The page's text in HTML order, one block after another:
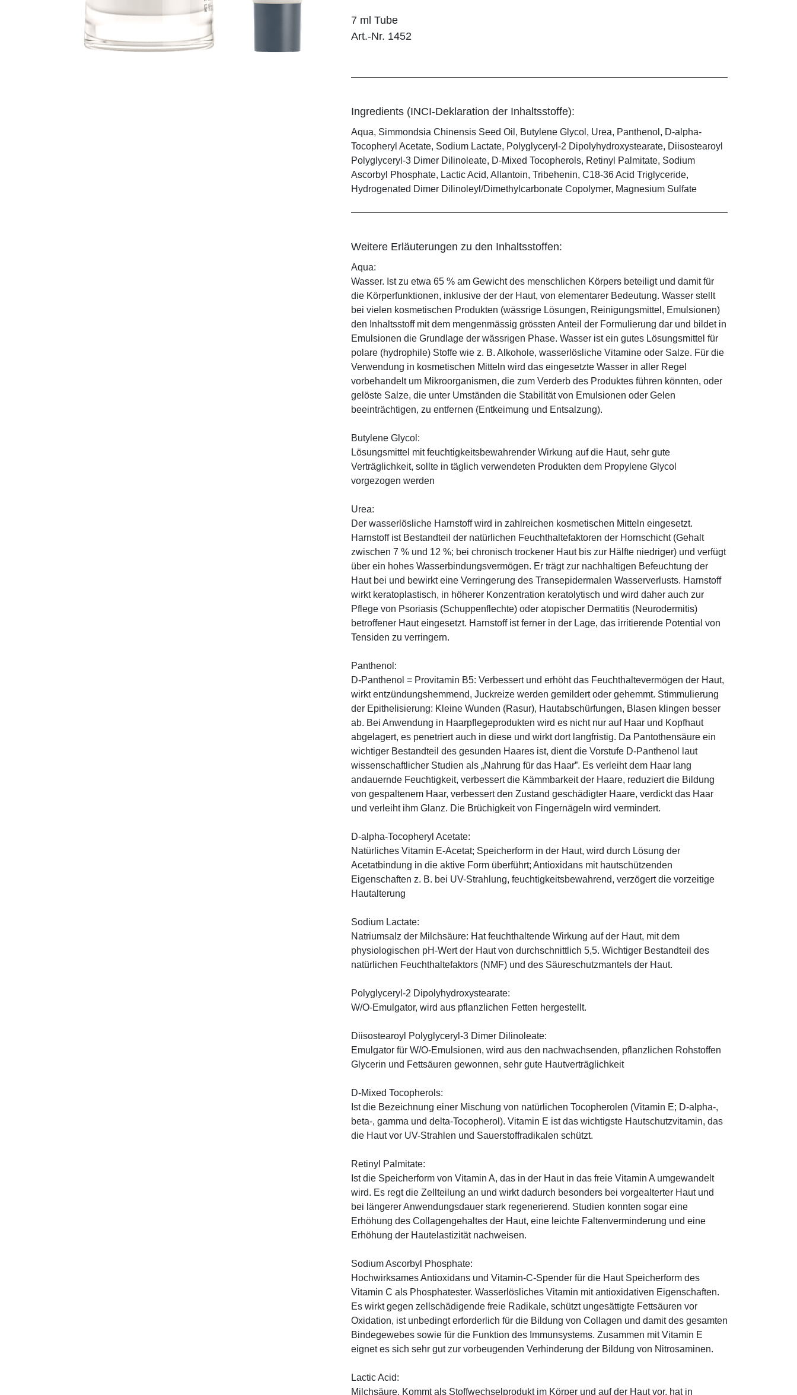
7 ml Tube
Art.-Nr. 1452
Ingredients (INCI-Deklaration der Inhaltsstoffe):
Aqua, Simmondsia Chinensis Seed Oil, Butylene Glycol, Urea, Panthenol, D-alpha-
Tocopheryl Acetate, Sodium Lactate, Polyglyceryl-2 Dipolyhydroxystearate, Diisostearoyl
Polyglyceryl-3 Dimer Dilinoleate, D-Mixed Tocopherols, Retinyl Palmitate, Sodium
Ascorbyl Phosphate, Lactic Acid, Allantoin, Tribehenin, C18-36 Acid Triglyceride,
Hydrogenated Dimer Dilinoleyl/Dimethylcarbonate Copolymer, Magnesium Sulfate
Weitere Erläuterungen zu den Inhaltsstoffen:
Aqua:
Wasser. Ist zu etwa 65 % am Gewicht des menschlichen Körpers beteiligt und damit für
die Körperfunktionen, inklusive der der Haut, von elementarer Bedeutung. Wasser stellt
bei vielen kosmetischen Produkten (wässrige Lösungen, Reinigungsmittel, Emulsionen)
den Inhaltsstoff mit dem mengenmässig grössten Anteil der Formulierung dar und bildet in
Emulsionen die Grundlage der wässrigen Phase. Wasser ist ein gutes Lösungsmittel für
polare (hydrophile) Stoffe wie z. B. Alkohole, wasserlösliche Vitamine oder Salze. Für die
Verwendung in kosmetischen Mitteln wird das eingesetzte Wasser in aller Regel
vorbehandelt um Mikroorganismen, die zum Verderb des Produktes führen könnten, oder
gelöste Salze, die unter Umständen die Stabilität von Emulsionen oder Gelen
beeinträchtigen, zu entfernen (Entkeimung und Entsalzung).
Butylene Glycol:
Lösungsmittel mit feuchtigkeitsbewahrender Wirkung auf die Haut, sehr gute
Verträglichkeit, sollte in täglich verwendeten Produkten dem Propylene Glycol
vorgezogen werden
Urea:
Der wasserlösliche Harnstoff wird in zahlreichen kosmetischen Mitteln eingesetzt.
Harnstoff ist Bestandteil der natürlichen Feuchthaltefaktoren der Hornschicht (Gehalt
zwischen 7 % und 12 %; bei chronisch trockener Haut bis zur Hälfte niedriger) und verfügt
über ein hohes Wasserbindungsvermögen. Er trägt zur nachhaltigen Befeuchtung der
Haut bei und bewirkt eine Verringerung des Transepidermalen Wasserverlusts. Harnstoff
wirkt keratoplastisch, in höherer Konzentration keratolytisch und wird daher auch zur
Pflege von Psoriasis (Schuppenflechte) oder atopischer Dermatitis (Neurodermitis)
betroffener Haut eingesetzt. Harnstoff ist ferner in der Lage, das irritierende Potential von
Tensiden zu verringern.
Panthenol:
D-Panthenol = Provitamin B5: Verbessert und erhöht das Feuchthaltevermögen der Haut,
wirkt entzündungshemmend, Juckreize werden gemildert oder gehemmt. Stimmulierung
der Epithelisierung: Kleine Wunden (Rasur), Hautabschürfungen, Blasen klingen besser
ab. Bei Anwendung in Haarpflegeprodukten wird es nicht nur auf Haar und Kopfhaut
abgelagert, es penetriert auch in diese und wirkt dort langfristig. Da Pantothensäure ein
wichtiger Bestandteil des gesunden Haares ist, dient die Vorstufe D-Panthenol laut
wissenschaftlicher Studien als „Nahrung für das Haar”. Es verleiht dem Haar lang
andauernde Feuchtigkeit, verbessert die Kämmbarkeit der Haare, reduziert die Bildung
von gespaltenem Haar, verbessert den Zustand geschädigter Haare, verdickt das Haar
und verleiht ihm Glanz. Die Brüchigkeit von Fingernägeln wird vermindert.
D-alpha-Tocopheryl Acetate:
Natürliches Vitamin E-Acetat; Speicherform in der Haut, wird durch Lösung der
Acetatbindung in die aktive Form überführt; Antioxidans mit hautschützenden
Eigenschaften z. B. bei UV-Strahlung, feuchtigkeitsbewahrend, verzögert die vorzeitige
Hautalterung
Sodium Lactate:
Natriumsalz der Milchsäure: Hat feuchthaltende Wirkung auf der Haut, mit dem
physiologischen pH-Wert der Haut von durchschnittlich 5,5. Wichtiger Bestandteil des
natürlichen Feuchthaltefaktors (NMF) und des Säureschutzmantels der Haut.
Polyglyceryl-2 Dipolyhydroxystearate:
W/O-Emulgator, wird aus pflanzlichen Fetten hergestellt.
Diisostearoyl Polyglyceryl-3 Dimer Dilinoleate:
Emulgator für W/O-Emulsionen, wird aus den nachwachsenden, pflanzlichen Rohstoffen
Glycerin und Fettsäuren gewonnen, sehr gute Hautverträglichkeit
D-Mixed Tocopherols:
Ist die Bezeichnung einer Mischung von natürlichen Tocopherolen (Vitamin E; D-alpha-,
beta-, gamma und delta-Tocopherol). Vitamin E ist das wichtigste Hautschutzvitamin, das
die Haut vor UV-Strahlen und Sauerstoffradikalen schützt.
Retinyl Palmitate:
Ist die Speicherform von Vitamin A, das in der Haut in das freie Vitamin A umgewandelt
wird. Es regt die Zellteilung an und wirkt dadurch besonders bei vorgealterter Haut und
bei längerer Anwendungsdauer stark regenerierend. Studien konnten sogar eine
Erhöhung des Collagengehaltes der Haut, eine leichte Faltenverminderung und eine
Erhöhung der Hautelastizität nachweisen.
Sodium Ascorbyl Phosphate:
Hochwirksames Antioxidans und Vitamin-C-Spender für die Haut Speicherform des
Vitamin C als Phosphatester. Wasserlösliches Vitamin mit antioxidativen Eigenschaften.
Es wirkt gegen zellschädigende freie Radikale, schützt ungesättigte Fettsäuren vor
Oxidation, ist unbedingt erforderlich für die Bildung von Collagen und damit des gesamten
Bindegewebes sowie für die Funktion des Immunsystems. Zusammen mit Vitamin E
eignet es sich sehr gut zur vorbeugenden Verhinderung der Bildung von Nitrosaminen.
Lactic Acid:
Milchsäure. Kommt als Stoffwechselprodukt im Körper und auf der Haut vor, hat in